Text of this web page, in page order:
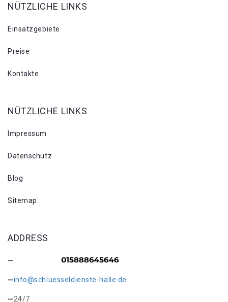
NÜTZLICHE LINKS
Einsatzgebiete
Preise
Kontakte
NÜTZLICHE LINKS
Impressum
Datenschutz
Blog
Sitemap
ADDRESS
info@schluesseldienste-halle.de
24/7